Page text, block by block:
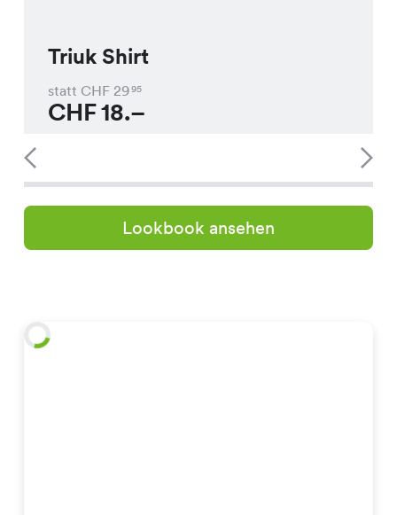
Triuk Shirt
statt CHF 2995
CHF18.–
Lookbook ansehen